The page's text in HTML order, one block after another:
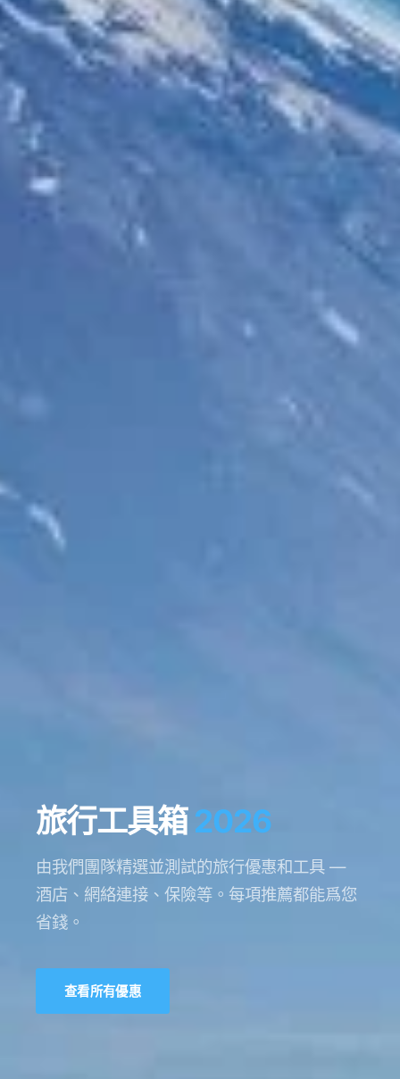
旅行工具箱2026
由我們團隊精選並測試的旅行優惠和工具 —
酒店、網絡連接、保險等。每項推薦都能爲您
省錢。
查看所有優惠